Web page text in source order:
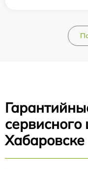
сервисного
Хабаровске